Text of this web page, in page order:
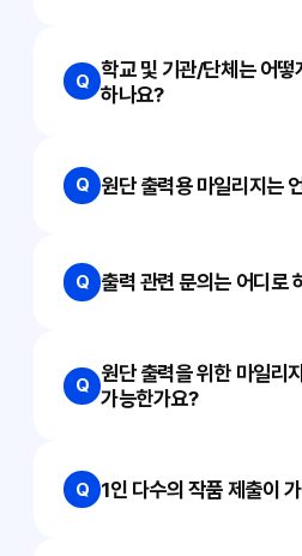
Q 학교 및 기관/단체는 어떻
하나요?
Q 원단 출력용 마일리지는
Q 출력 관련 문의는 어디로
Q 원단 출력을 위한 마일리
가능한가요?
Q 1인 다수의 작품 제출이